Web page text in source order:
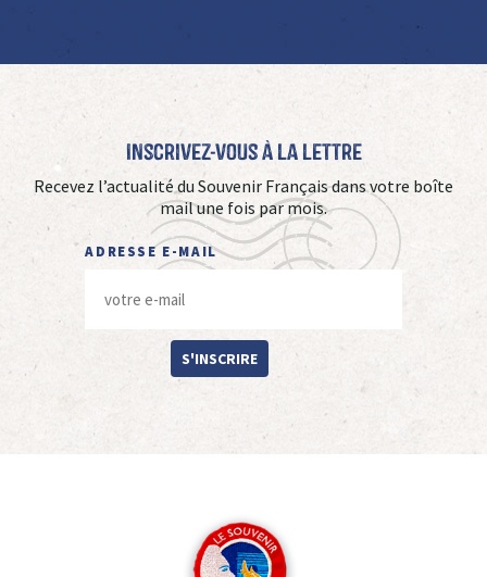
Inscrivez-vous à La Lettre
Recevez l’actualité du Souvenir Français dans votre boîte
mail une fois par mois.
ADRESSE E-MAIL
S'INSCRIRE